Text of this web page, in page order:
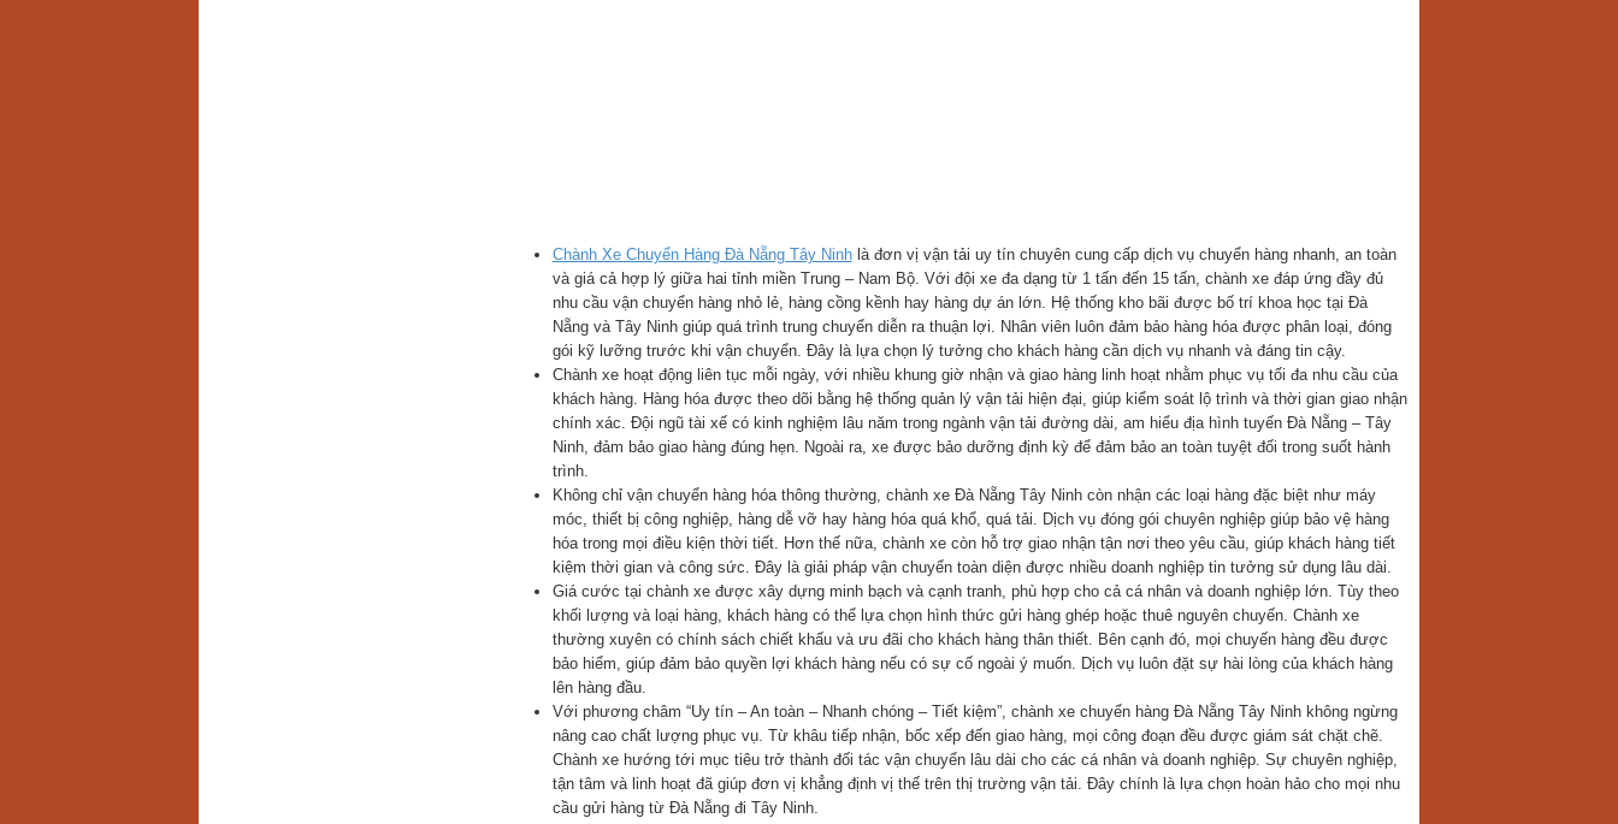
Chành Xe Chuyển Hàng Đà Nẵng Tây Ninhlà đơn vị vận tải uy tín chuyên cung cấp dịch vụ chuyển hàng nhanh, an toàn
và giá cả hợp lý giữa hai tỉnh miền Trung – Nam Bộ. Với đội xe đa dạng từ 1 tấn đến 15 tấn, chành xe đáp ứng đầy đủ
nhu cầu vận chuyển hàng nhỏ lẻ, hàng cồng kềnh hay hàng dự án lớn. Hệ thống kho bãi được bố trí khoa học tại Đà
Nẵng và Tây Ninh giúp quá trình trung chuyển diễn ra thuận lợi. Nhân viên luôn đảm bảo hàng hóa được phân loại, đóng
gói kỹ lưỡng trước khi vận chuyển. Đây là lựa chọn lý tưởng cho khách hàng cần dịch vụ nhanh và đáng tin cậy.
Chành xe hoạt động liên tục mỗi ngày, với nhiều khung giờ nhận và giao hàng linh hoạt nhằm phục vụ tối đa nhu cầu của
khách hàng. Hàng hóa được theo dõi bằng hệ thống quản lý vận tải hiện đại, giúp kiểm soát lộ trình và thời gian giao nhận
chính xác. Đội ngũ tài xế có kinh nghiệm lâu năm trong ngành vận tải đường dài, am hiểu địa hình tuyến Đà Nẵng – Tây
Ninh, đảm bảo giao hàng đúng hẹn. Ngoài ra, xe được bảo dưỡng định kỳ để đảm bảo an toàn tuyệt đối trong suốt hành
trình.
Không chỉ vận chuyển hàng hóa thông thường, chành xe Đà Nẵng Tây Ninh còn nhận các loại hàng đặc biệt như máy
móc, thiết bị công nghiệp, hàng dễ vỡ hay hàng hóa quá khổ, quá tải. Dịch vụ đóng gói chuyên nghiệp giúp bảo vệ hàng
hóa trong mọi điều kiện thời tiết. Hơn thế nữa, chành xe còn hỗ trợ giao nhận tận nơi theo yêu cầu, giúp khách hàng tiết
kiệm thời gian và công sức. Đây là giải pháp vận chuyển toàn diện được nhiều doanh nghiệp tin tưởng sử dụng lâu dài.
Giá cước tại chành xe được xây dựng minh bạch và cạnh tranh, phù hợp cho cả cá nhân và doanh nghiệp lớn. Tùy theo
khối lượng và loại hàng, khách hàng có thể lựa chọn hình thức gửi hàng ghép hoặc thuê nguyên chuyến. Chành xe
thường xuyên có chính sách chiết khấu và ưu đãi cho khách hàng thân thiết. Bên cạnh đó, mọi chuyến hàng đều được
bảo hiểm, giúp đảm bảo quyền lợi khách hàng nếu có sự cố ngoài ý muốn. Dịch vụ luôn đặt sự hài lòng của khách hàng
lên hàng đầu.
Với phương châm “Uy tín – An toàn – Nhanh chóng – Tiết kiệm”, chành xe chuyển hàng Đà Nẵng Tây Ninh không ngừng
nâng cao chất lượng phục vụ. Từ khâu tiếp nhận, bốc xếp đến giao hàng, mọi công đoạn đều được giám sát chặt chẽ.
Chành xe hướng tới mục tiêu trở thành đối tác vận chuyển lâu dài cho các cá nhân và doanh nghiệp. Sự chuyên nghiệp,
tận tâm và linh hoạt đã giúp đơn vị khẳng định vị thế trên thị trường vận tải. Đây chính là lựa chọn hoàn hảo cho mọi nhu
cầu gửi hàng từ Đà Nẵng đi Tây Ninh.